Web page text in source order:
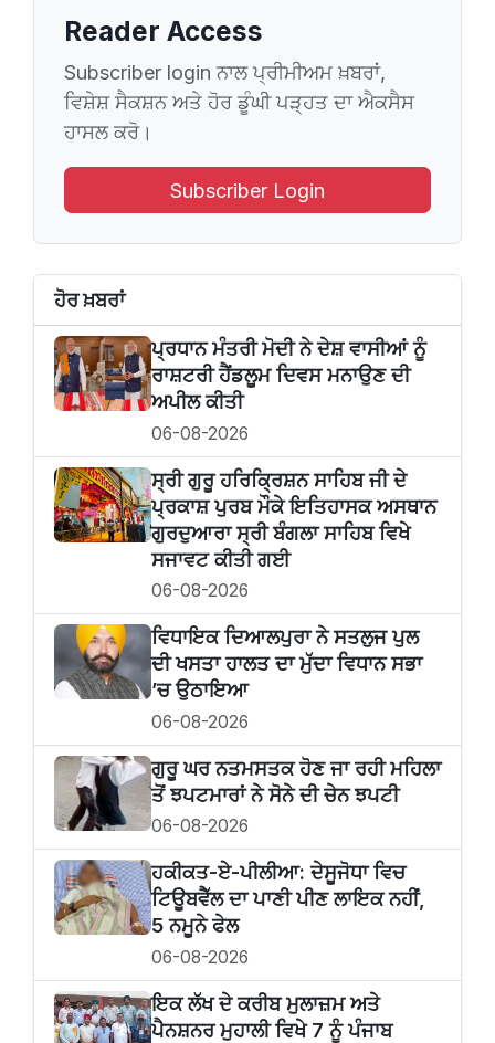
Reader Access
Subscriber login ਨਾਲ ਪ੍ਰੀਮੀਅਮ ਖ਼ਬਰਾਂ,
ਵਿਸ਼ੇਸ਼ ਸੈਕਸ਼ਨ ਅਤੇ ਹੋਰ ਡੂੰਘੀ ਪੜ੍ਹਤ ਦਾ ਐਕਸੈਸ
ਹਾਸਲ ਕਰੋ।
Subscriber Login
ਹੋਰ ਖ਼ਬਰਾਂ
ਪ੍ਰਧਾਨ ਮੰਤਰੀ ਮੋਦੀ ਨੇ ਦੇਸ਼ ਵਾਸੀਆਂ ਨੂੰ
ਰਾਸ਼ਟਰੀ ਹੈਂਡਲੂਮ ਦਿਵਸ ਮਨਾਉਣ ਦੀ
ਅਪੀਲ ਕੀਤੀ
06-08-2026
ਸ੍ਰੀ ਗੁਰੂ ਹਰਿਕ੍ਰਿਸ਼ਨ ਸਾਹਿਬ ਜੀ ਦੇ
ਪ੍ਰਕਾਸ਼ ਪੁਰਬ ਮੌਕੇ ਇਤਿਹਾਸਕ ਅਸਥਾਨ
ਗੁਰਦੁਆਰਾ ਸ੍ਰੀ ਬੰਗਲਾ ਸਾਹਿਬ ਵਿਖੇ
ਸਜਾਵਟ ਕੀਤੀ ਗਈ
06-08-2026
ਵਿਧਾਇਕ ਦਿਆਲਪੁਰਾ ਨੇ ਸਤਲੁਜ ਪੁਲ
ਦੀ ਖਸਤਾ ਹਾਲਤ ਦਾ ਮੁੱਦਾ ਵਿਧਾਨ ਸਭਾ
’ਚ ਉਠਾਇਆ
06-08-2026
ਗੁਰੂ ਘਰ ਨਤਮਸਤਕ ਹੋਣ ਜਾ ਰਹੀ ਮਹਿਲਾ
ਤੋਂ ਝਪਟਮਾਰਾਂ ਨੇ ਸੋਨੇ ਦੀ ਚੇਨ ਝਪਟੀ
06-08-2026
ਹਕੀਕਤ-ਏ-ਪੀਲੀਆ: ਦੇਸੂਜੋਧਾ ਵਿਚ
ਟਿਊਬਵੈੱਲ ਦਾ ਪਾਣੀ ਪੀਣ ਲਾਇਕ ਨਹੀਂ,
5 ਨਮੂਨੇ ਫੇਲ
06-08-2026
ਇਕ ਲੱਖ ਦੇ ਕਰੀਬ ਮੁਲਾਜ਼ਮ ਅਤੇ
ਪੈਨਸ਼ਨਰ ਮੁਹਾਲੀ ਵਿਖੇ 7 ਨੂੰ ਪੰਜਾਬ